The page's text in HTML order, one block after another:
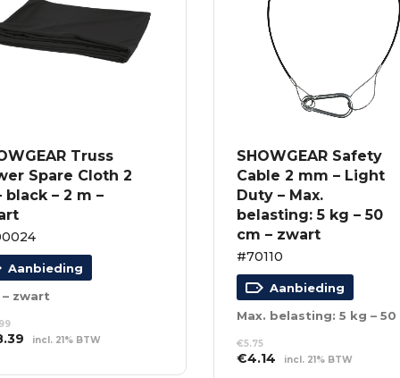
Truss
Spare Cloth 2
black – 2 m –
Aanbieding
– zwart
Huidige
is:
incl. 21% BTW
SHOWGEAR Safety
Cable 2 mm – Light
Duty – Max.
belasting: 5 kg – 50
cm – zwart
#70110
Aanbieding
€5.75
Oorspronkelijke
€4.14Huidige
incl. 21% BTW